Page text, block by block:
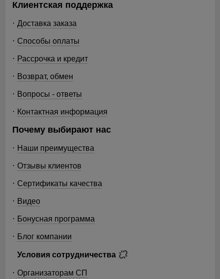
Клиентская поддержка
Доставка заказа
Способы оплаты
Рассрочка и кредит
Возврат, обмен
Вопросы - ответы
Контактная информация
Почему выбирают нас
Наши преимущества
Отзывы клиентов
Сертификаты качества
Видео
Бонусная программа
Блог компании
Условия сотрудничества
Организаторам СП